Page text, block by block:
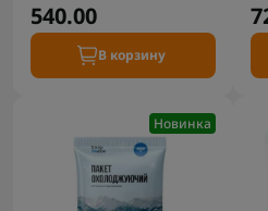
540.00
В корзину
Новинка